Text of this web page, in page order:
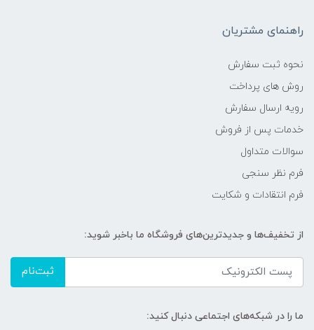
راهنمای مشتریان
نحوه ثبت سفارش
روش های پرداخت
رویه ارسال سفارش
خدمات پس از فروش
سوالات متداول
فرم نظر سنجی
فرم انتقادات و شکایت
از تخفیف‌ها و جدیدترین‌های فروشگاه ما باخبر شوید:
ثبت‌نام
ما را در شبکه‌های اجتماعی دنبال کنید: